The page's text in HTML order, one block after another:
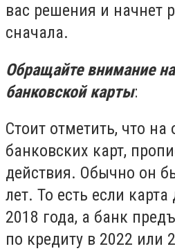
вас решения и начнет
сначала.
Обращайте внимание
банковской карты:
Стоит отметить, что на
банковских карт,
действия. Обычно он
лет. То есть если
2018 года, а банк
по кредиту в 2022 или